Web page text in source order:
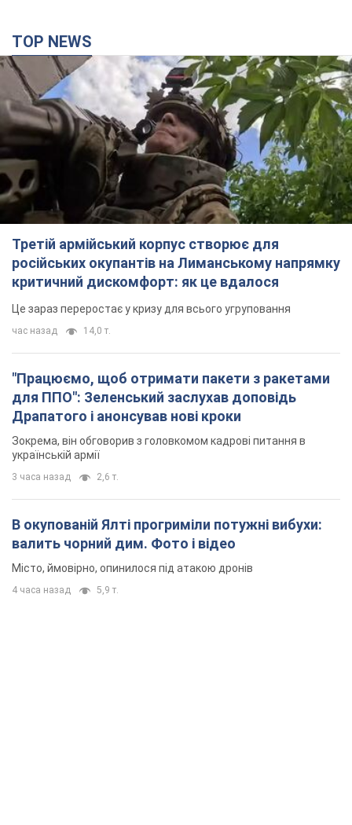
TOP NEWS
Третій армійський корпус створює для
російських окупантів на Лиманському напрямку
критичний дискомфорт: як це вдалося
Це зараз переростає у кризу для всього угруповання
час назад 14,0 т.
"Працюємо, щоб отримати пакети з ракетами
для ППО": Зеленський заслухав доповідь
Драпатого і анонсував нові кроки
Зокрема, він обговорив з головкомом кадрові питання в
українській армії
3 часа назад 2,6 т.
В окупованій Ялті прогриміли потужні вибухи:
валить чорний дим. Фото і відео
Місто, ймовірно, опинилося під атакою дронів
4 часа назад 5,9 т.